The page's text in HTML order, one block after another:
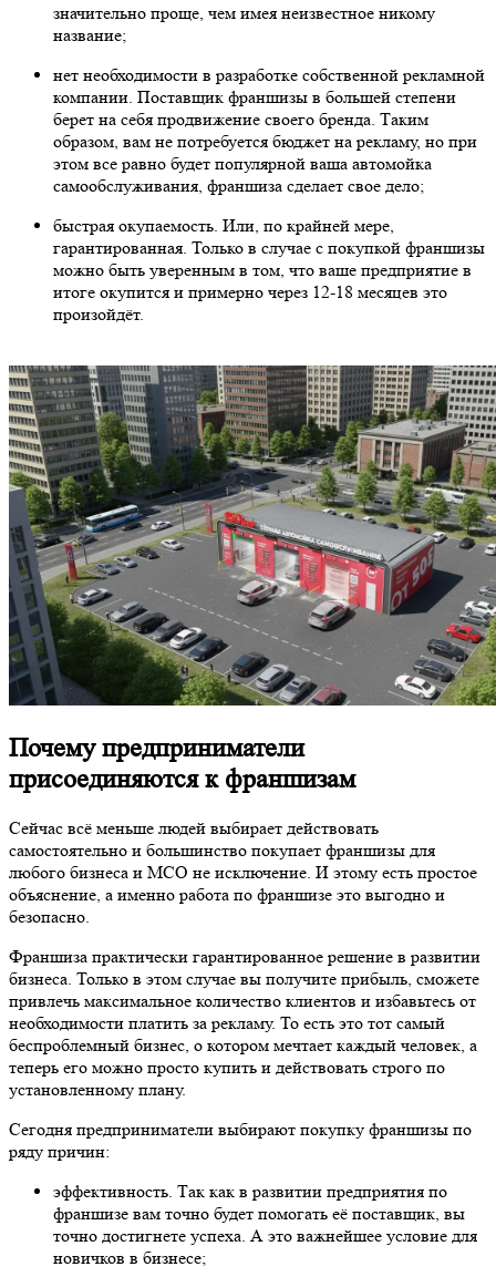
быстрая окупаемость. Или, по крайней мере,
гарантированная. Только в случае с покупкой франшизы
итоге окупится и примерно через 12-18 месяцев это
произойдёт.
Почему предприниматели
присоединяются к франшизам
Сейчас всё меньше людей выбирает действовать
самостоятельно и большинство покупает франшизы для
любого бизнеса и МСО не исключение. И этому есть простое
объяснение, а именно работа по франшизе это выгодно и
безопасно.
бизнеса. Только в этом случае вы получите прибыль, сможете
привлечь максимальное количество клиентов и избавьтесь от
необходимости платить за рекламу. То есть это тот самый
теперь его можно просто купить и действовать строго по
установленному плану.
Сегодня предприниматели выбирают покупку франшизы по
ряду причин:
франшизе вам точно будет помогать её поставщик, вы
точно достигнете успеха. А это важнейшее условие для
новичков в бизнесе;
выгода. Только в этом случае вы можете быть уверены в
том что МСО доработает до того момента когда оно
сможет окупить себя;
правило, предприятия открытые по франшизе
развиваются в строгом соответствии с представленным
лишнего стресса.
Заключение